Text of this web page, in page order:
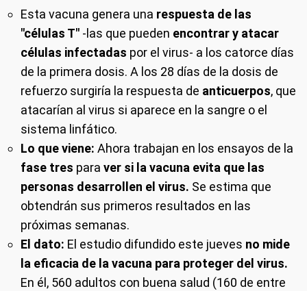
Esta vacuna genera una respuesta de las
"células T" -las que pueden encontrar y atacar
células infectadas por el virus- a los catorce días
de la primera dosis. A los 28 días de la dosis de
refuerzo surgiría la respuesta de anticuerpos, que
atacarían al virus si aparece en la sangre o el
sistema linfático.
Lo que viene: Ahora trabajan en los ensayos de la
fase tres para ver si la vacuna evita que las
personas desarrollen el virus. Se estima que
obtendrán sus primeros resultados en las
próximas semanas.
El dato: El estudio difundido este jueves no mide
la eficacia de la vacuna para proteger del virus.
En él, 560 adultos con buena salud (160 de entre